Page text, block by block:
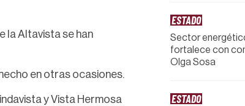
la Altavista se han
en otras ocasiones.
y Vista Hermosa
ESTADO
Sector
fortalece con
Olga Sosa
ESTADO